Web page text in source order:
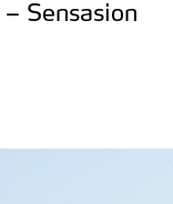
– Sensasion